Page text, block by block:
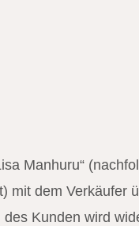
Manhuru“
mit dem Verkäufer
Kunden wird